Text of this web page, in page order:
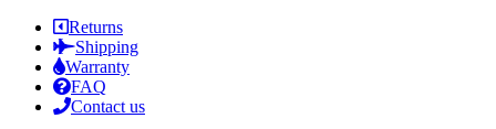
Returns
Shipping
Warranty
FAQ
Contact us